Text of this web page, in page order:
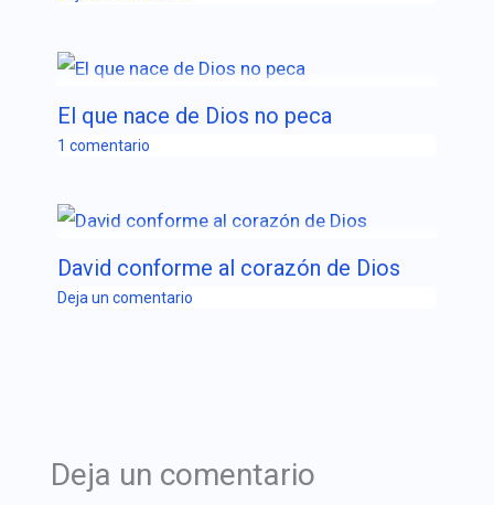
El que nace de Dios no peca
1 comentario
David conforme al corazón de Dios
Deja un comentario
Deja un comentario